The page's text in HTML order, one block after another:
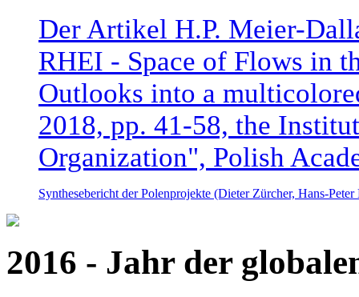
Der Artikel H.P. Meier-
RHEI - Space of Flows in
Outlooks into a
2018, pp. 41-58, the
Organization", Polish
Synthesebericht der Polenprojekte (Dieter Zürcher, Hans-
2016 - Jahr der